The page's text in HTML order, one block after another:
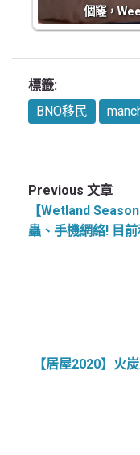
個窿，
標籤:
BNO移民
Previous 文章
【Wetland
蟲、手機網絡! 目
【居屋2020】火